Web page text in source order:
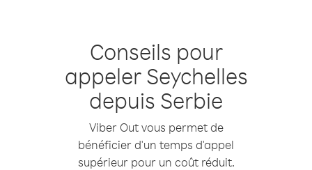
Conseils pour
appeler Seychelles
depuis Serbie
Viber Out vous permet de
bénéficier d'un temps d'appel
supérieur pour un coût réduit.